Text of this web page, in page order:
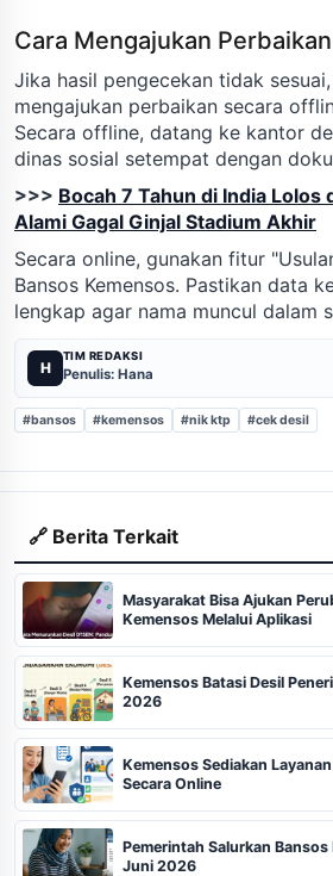
Cara Mengajukan
Jika hasil pengecekan tidak
mengajukan perbaikan secara
Secara offline, datang ke kantor
dinas sosial setempat dengan
>>> Bocah 7 Tahun di India Lolos
Alami Gagal Ginjal Stadium Akhir
Secara online, gunakan fitur
Bansos Kemensos. Pastikan data
lengkap agar nama muncul dalam
H
TIM REDAKSI
Penulis: Hana
#bansos #kemensos #nik ktp #cek desil
🔗 Berita Terkait
Masyarakat Bisa Ajukan
Kemensos Melalui Aplikasi
Kemensos Batasi Desil
2026
Kemensos Sediakan
Secara Online
Pemerintah Salurkan Bansos
Juni 2026